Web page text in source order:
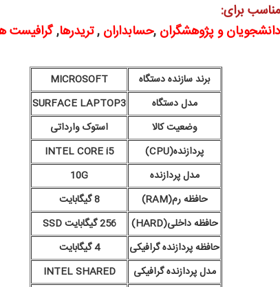
مناسب برای:
دانشجویان و پژوهشگران ,حسابداران ,تریدرها,گرافیست
برند سازنده دستگاه
MICROSOFT
مدل دستگاه
SURFACE LAPTOP3
وضعیت کالا
استوک وارداتی
پردازنده(CPU)
INTEL CORE i5
مدل پردازنده
10G
حافظه رم(RAM)
8 گیگابایت
حافظه داخلی(HARD)
256 گیگابایت SSD
حافظه پردازنده گرافیکی
4 گیگابایت
مدل پردازنده گرافیکی
INTEL SHARED